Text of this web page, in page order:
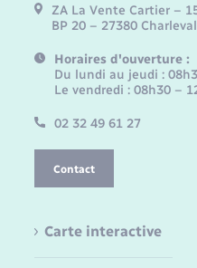
ZA La Vente Cartier –
BP 20 – 27380 Charleval
Horaires d'ouverture :
Du lundi au jeudi :
Le vendredi : 08h30 –
02 32 49 61 27
Contact
Carte interactive